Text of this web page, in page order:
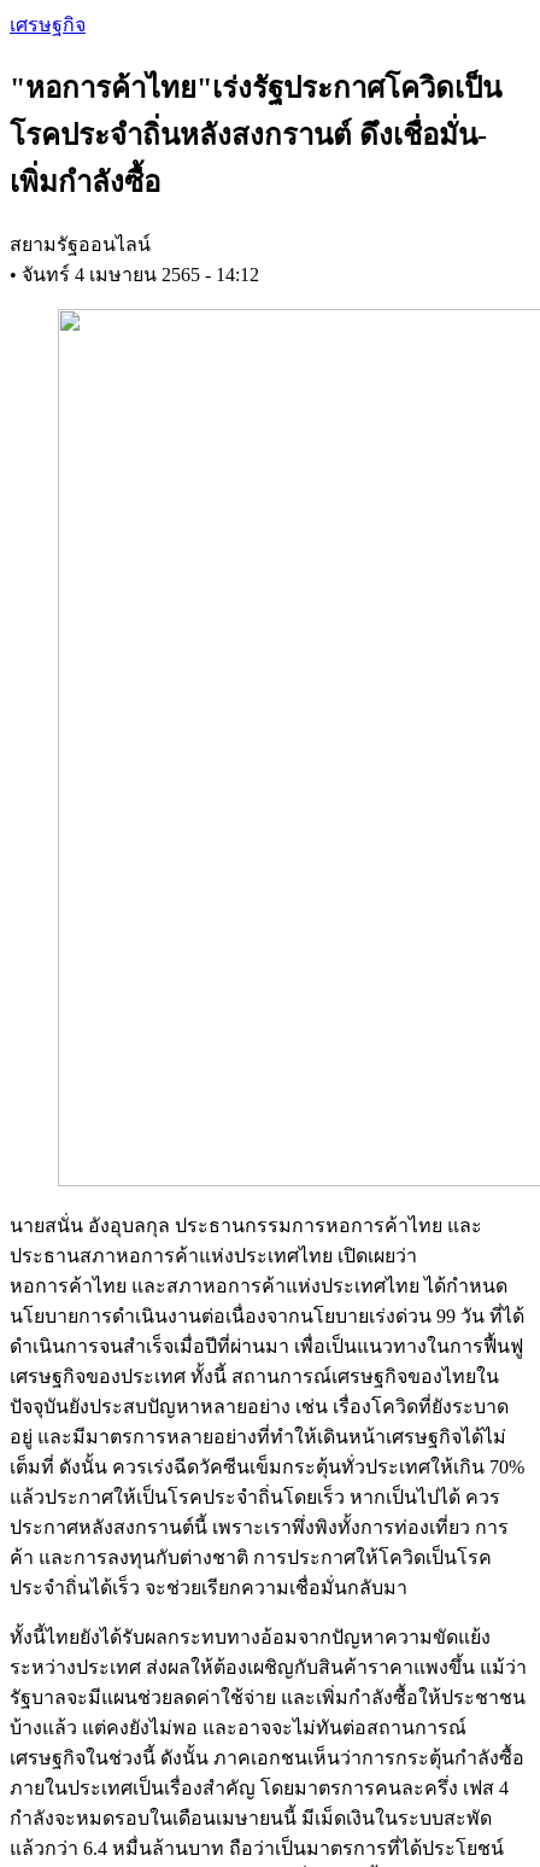
Skip
content
เศรษฐกิจ
"หอการค้าไทย"เร่งรัฐประกาศโควิดเป็น
โรคประจำถิ่นหลังสงกรานต์ ดึงเชื่อมั่น-
เพิ่มกำลังซื้อ
สยามรัฐออนไลน์
• จันทร์ 4 เมษายน 2565 - 14:12
นายสนั่น อังอุบลกุล ประธานกรรมการหอการค้าไทย และ
ประธานสภาหอการค้าแห่งประเทศไทย เปิดเผยว่า
หอการค้าไทย และสภาหอการค้าแห่งประเทศไทย ได้กำหนด
นโยบายการดำเนินงานต่อเนื่องจากนโยบายเร่งด่วน 99 วัน ที่ได้
ดำเนินการจนสำเร็จเมื่อปีที่ผ่านมา เพื่อเป็นแนวทางในการฟื้นฟู
เศรษฐกิจของประเทศ ทั้งนี้ สถานการณ์เศรษฐกิจของไทยใน
ปัจจุบันยังประสบปัญหาหลายอย่าง เช่น เรื่องโควิดที่ยังระบาด
อยู่ และมีมาตรการหลายอย่างที่ทำให้เดินหน้าเศรษฐกิจได้ไม่
เต็มที่ ดังนั้น ควรเร่งฉีดวัคซีนเข็มกระตุ้นทั่วประเทศให้เกิน 70%
แล้วประกาศให้เป็นโรคประจำถิ่นโดยเร็ว หากเป็นไปได้ ควร
ประกาศหลังสงกรานต์นี้ เพราะเราพึ่งพิงทั้งการท่องเที่ยว การ
ค้า และการลงทุนกับต่างชาติ การประกาศให้โควิดเป็นโรค
ประจำถิ่นได้เร็ว จะช่วยเรียกความเชื่อมั่นกลับมา
ทั้งนี้ไทยยังได้รับผลกระทบทางอ้อมจากปัญหาความขัดแย้ง
ระหว่างประเทศ ส่งผลให้ต้องเผชิญกับสินค้าราคาแพงขึ้น แม้ว่า
รัฐบาลจะมีแผนช่วยลดค่าใช้จ่าย และเพิ่มกำลังซื้อให้ประชาชน
บ้างแล้ว แต่คงยังไม่พอ และอาจจะไม่ทันต่อสถานการณ์
เศรษฐกิจในช่วงนี้ ดังนั้น ภาคเอกชนเห็นว่าการกระตุ้นกำลังซื้อ
ภายในประเทศเป็นเรื่องสำคัญ โดยมาตรการคนละครึ่ง เฟส 4
กำลังจะหมดรอบในเดือนเมษายนนี้ มีเม็ดเงินในระบบสะพัด
แล้วกว่า 6.4 หมื่นล้านบาท ถือว่าเป็นมาตรการที่ได้ประโยชน์